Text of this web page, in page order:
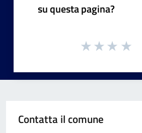
su questa pagina?
Contatta il comune